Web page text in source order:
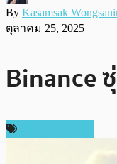
By Kasamsak
ตุลาคม 25, 2025
Binance